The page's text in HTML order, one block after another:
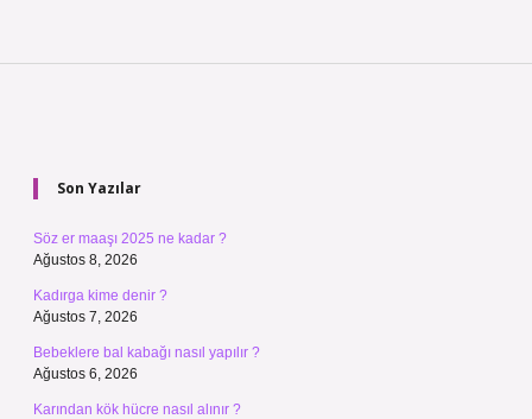
Son Yazılar
Söz er maaşı 2025 ne kadar ?
Ağustos 8, 2026
Kadırga kime denir ?
Ağustos 7, 2026
Bebeklere bal kabağı nasıl yapılır ?
Ağustos 6, 2026
Karından kök hücre nasıl alınır ?